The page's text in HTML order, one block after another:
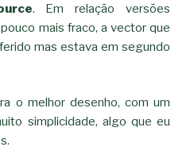
. Em relação versões
mais fraco, a vector que
mas estava em segundo
o melhor desenho, com um
simplicidade, algo que eu